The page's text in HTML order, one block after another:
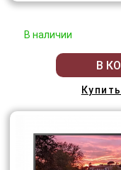
В наличии
В